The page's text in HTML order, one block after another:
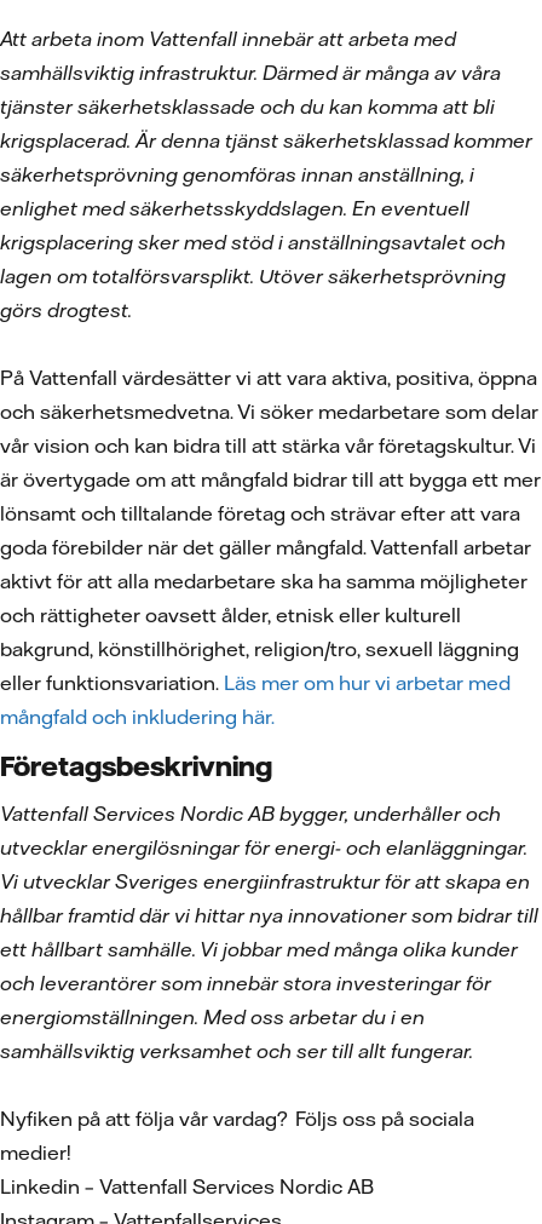
Att arbeta inom Vattenfall innebär att arbeta med
samhällsviktig infrastruktur. Därmed är många av våra
tjänster säkerhetsklassade och du kan komma att bli
krigsplacerad. Är denna tjänst säkerhetsklassad kommer
säkerhetsprövning genomföras innan anställning, i
enlighet med säkerhetsskyddslagen. En eventuell
krigsplacering sker med stöd i anställningsavtalet och
lagen om totalförsvarsplikt. Utöver säkerhetsprövning
görs drogtest.
På Vattenfall värdesätter vi att vara aktiva, positiva, öppna
och säkerhetsmedvetna. Vi söker medarbetare som delar
vår vision och kan bidra till att stärka vår företagskultur. Vi
är övertygade om att mångfald bidrar till att bygga ett mer
lönsamt och tilltalande företag och strävar efter att vara
goda förebilder när det gäller mångfald. Vattenfall arbetar
aktivt för att alla medarbetare ska ha samma möjligheter
och rättigheter oavsett ålder, etnisk eller kulturell
bakgrund, könstillhörighet, religion/tro, sexuell läggning
eller funktionsvariation. Läs mer om hur vi arbetar med
mångfald och inkludering här.
Företagsbeskrivning
Vattenfall Services Nordic AB bygger, underhåller och
utvecklar energilösningar för energi- och elanläggningar.
Vi utvecklar Sveriges energiinfrastruktur för att skapa en
hållbar framtid där vi hittar nya innovationer som bidrar till
ett hållbart samhälle. Vi jobbar med många olika kunder
och leverantörer som innebär stora investeringar för
energiomställningen. Med oss arbetar du i en
samhällsviktig verksamhet och ser till allt fungerar.
Nyfiken på att följa vår vardag? Följs oss på sociala
medier!
Linkedin – Vattenfall Services Nordic AB